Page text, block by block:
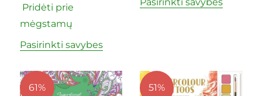
Pridėti prie
mėgstamų
Pasirinkti savybes
61% 51%